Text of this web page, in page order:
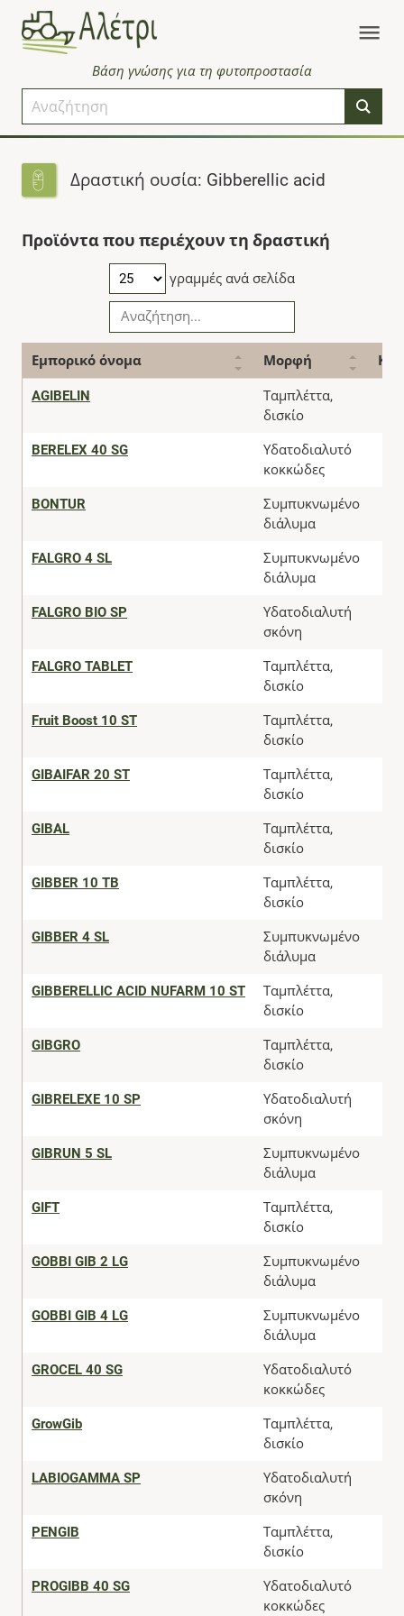
Βάση γνώσης για τη φυτοπροστασία
Δραστική ουσία: Gibberellic acid
Προϊόντα που περιέχουν τη δραστική
γραμμές ανά σελίδα
Εμπορικό όνομα Μορφή
AGIBELIN
Ταμπλέττα,
δισκίο
BERELEX 40 SG
Υδατοδιαλυτό
κοκκώδες
BONTUR
Συμπυκνωμένο
διάλυμα
FALGRO 4 SL
Συμπυκνωμένο
διάλυμα
FALGRO BIO SP
Υδατοδιαλυτή
σκόνη
FALGRO TABLET
Ταμπλέττα,
δισκίο
Fruit Boost 10 ST
Ταμπλέττα,
δισκίο
GIBAIFAR 20 ST
Ταμπλέττα,
δισκίο
GIBAL
Ταμπλέττα,
δισκίο
GIBBER 10 TB
Ταμπλέττα,
δισκίο
GIBBER 4 SL
Συμπυκνωμένο
διάλυμα
GIBBERELLIC ACID NUFARM 10 ST
Ταμπλέττα,
δισκίο
GIBGRO
Ταμπλέττα,
δισκίο
GIBRELEXE 10 SP
Υδατοδιαλυτή
σκόνη
GIBRUN 5 SL
Συμπυκνωμένο
διάλυμα
GIFT
Ταμπλέττα,
δισκίο
GOBBI GIB 2 LG
Συμπυκνωμένο
διάλυμα
GOBBI GIB 4 LG
Συμπυκνωμένο
διάλυμα
GROCEL 40 SG
Υδατοδιαλυτό
κοκκώδες
GrowGib
Ταμπλέττα,
δισκίο
LABIOGAMMA SP
Υδατοδιαλυτή
σκόνη
PENGIB
Ταμπλέττα,
δισκίο
PROGIBB 40 SG
Υδατοδιαλυτό
κοκκώδες